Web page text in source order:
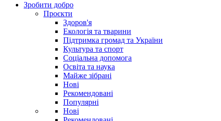
Зробити добро
Проєкти
Здоров'я
Екологія та тварини
Підтримка громад та України
Культура та спорт
Соціальна допомога
Освіта та наука
Майже зібрані
Нові
Рекомендовані
Популярні
Нові